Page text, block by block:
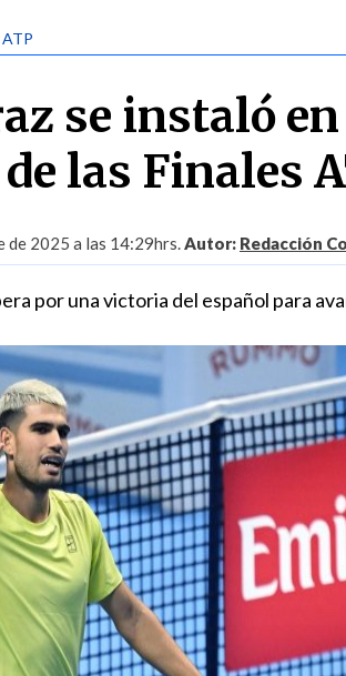
se instaló
las Finales
de 2025 a las 14:29hrs.Autor: Redacción
por una victoria del español para